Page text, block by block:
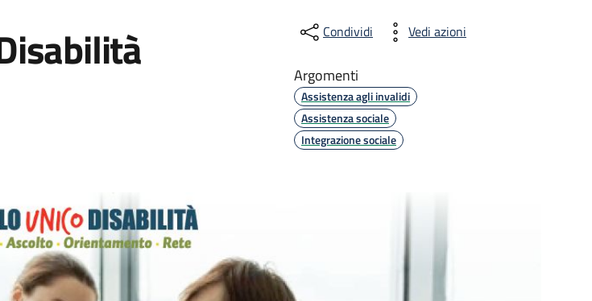
Condividi Vedi azioni
Argomenti
Assistenza agli invalidi
Assistenza sociale
Integrazione sociale